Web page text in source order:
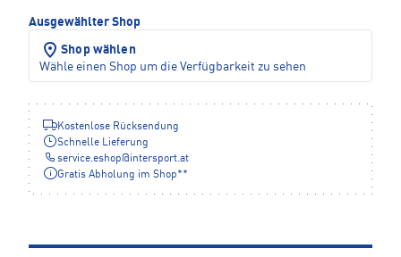
Ausgewählter Shop
Shop wählen
Wähle einen Shop um die Verfügbarkeit zu sehen
Kostenlose Rücksendung
Schnelle Lieferung
service.eshop@intersport.at
Gratis Abholung im Shop**